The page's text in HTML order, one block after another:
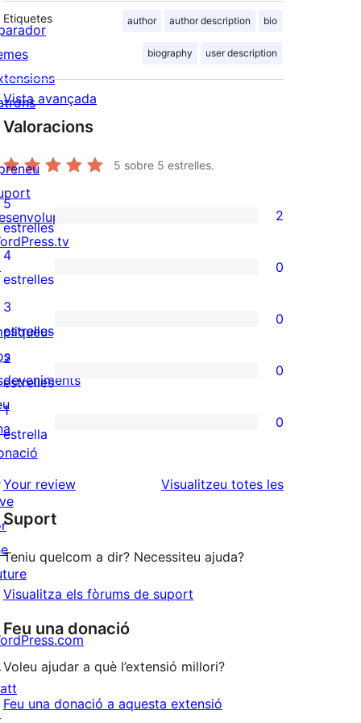
Etiquetes author author description bio
biography user description
Vista avançada
Valoracions
5 sobre 5 estrelles.
2
valoracions
de
5
estrelles
5
estrelles
2
0
valoracions
de
4
estrelles
4
estrelles
0
0
valoracions
de
3
estrelles
3
estrelles
0
0
valoracions
de
2
estrelles
2
estrelles
0
0
valoracions
de
1
estrelles
1
estrella
0
Your review Visualitzeu totes lesressenyes
Suport
Teniu quelcom a dir? Necessiteu ajuda?
Visualitza els fòrums de suport
Feu una donació
Voleu ajudar a què l’extensió millori?
Feu una donació a aquesta extensió